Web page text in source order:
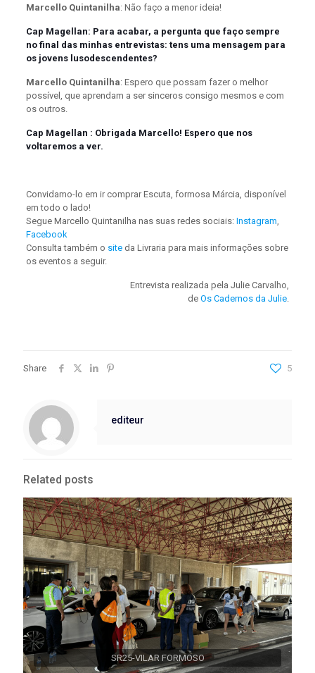
Marcello Quintanilha: Não faço a menor ideia!
Cap Magellan: Para acabar, a pergunta que faço sempre
no final das minhas entrevistas: tens uma mensagem para
os jovens lusodescendentes?
Marcello Quintanilha: Espero que possam fazer o melhor
possível, que aprendam a ser sinceros consigo mesmos e com
os outros.
Cap Magellan : Obrigada Marcello! Espero que nos
voltaremos a ver.
Convidamo-lo em ir comprar Escuta, formosa Márcia, disponível
em todo o lado!
Segue Marcello Quintanilha nas suas redes sociais: Instagram
Facebook
Consulta também o siteda Livraria para mais informações sobre
os eventos a seguir.
Entrevista realizada pela Julie Carvalho,
deOs Cadernos da Julie
Share 5
editeur
Related posts
SR25-VILAR FORMOSO